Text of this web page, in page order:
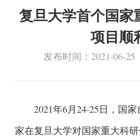
复旦大学首个国家
项目顺
发布时间：2021-06-25
2021年6月24-25日，国
家在复旦大学对国家重大科